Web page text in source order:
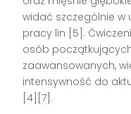
widać szczególnie
pracy lin [5].
osób
zaawansowanych,
intensywność do
[4][7].